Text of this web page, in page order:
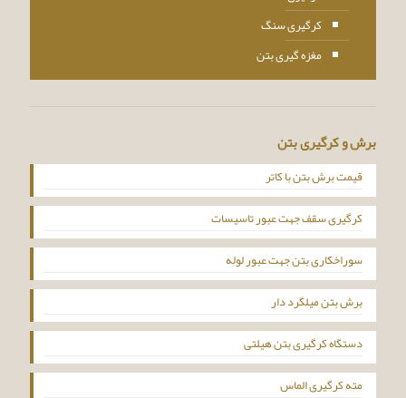
کرگیری سنگ
مغزه گیری بتن
برش و کرگیری بتن
قیمت برش بتن با کاتر
کرگیری سقف جهت عبور تاسیسات
سوراخکاری بتن جهت عبور لوله
برش بتن میلگرد دار
دستگاه کرگیری بتن هیلتی
مته کرگیری الماس